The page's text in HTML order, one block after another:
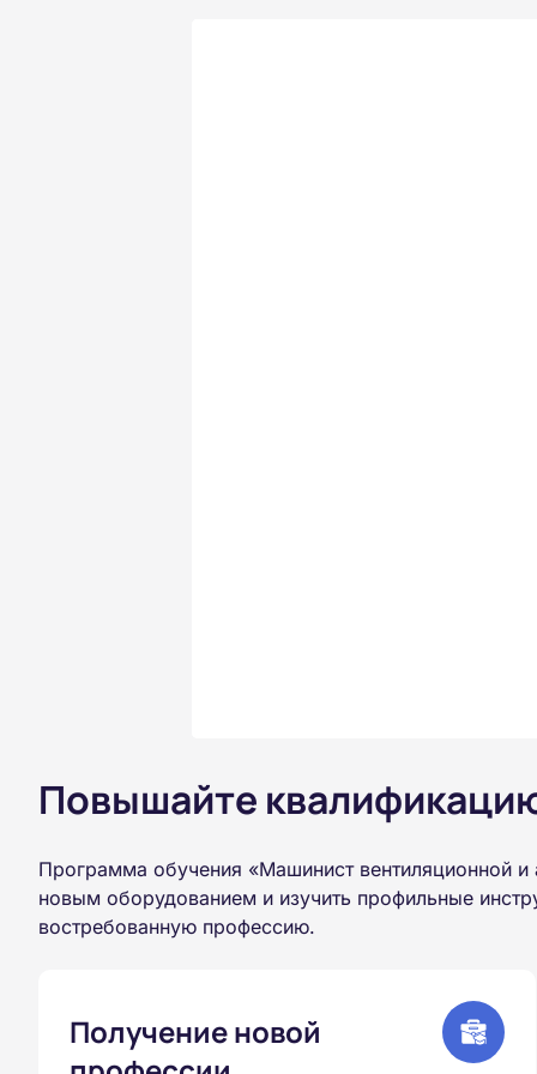
Повышайте
Программа обучения «Машинист вентиляционной
новым оборудованием и изучить профильные
востребованную профессию.
Получение новой